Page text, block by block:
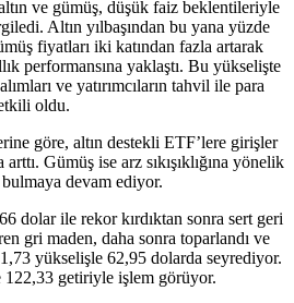
ve gümüş, düşük faiz beklentileriyle
Altın yılbaşından bu yana yüzde
fiyatları iki katından fazla artarak
performansına yaklaştı. Bu yükselişte
ve yatırımcıların tahvil ile para
oldu.
göre, altın destekli ETF’lere girişler
Gümüş ise arz sıkışıklığına yönelik
devam ediyor.
dolar ile rekor kırdıktan sonra sert geri
gri maden, daha sonra toparlandı ve
yükselişle 62,95 dolarda seyrediyor.
122,33 getiriyle işlem görüyor.